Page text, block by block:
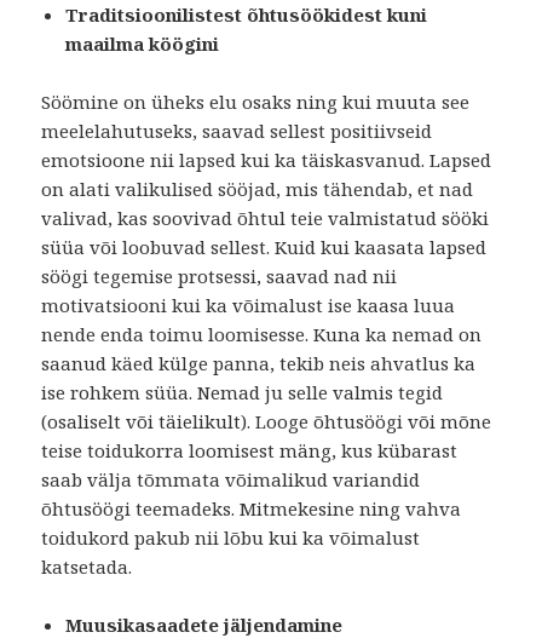
Traditsioonilistest õhtusöökidest kuni
maailma köögini
Söömine on üheks elu osaks ning kui muuta see
meelelahutuseks, saavad sellest positiivseid
emotsioone nii lapsed kui ka täiskasvanud. Lapsed
on alati valikulised sööjad, mis tähendab, et nad
valivad, kas soovivad õhtul teie valmistatud sööki
süüa või loobuvad sellest. Kuid kui kaasata lapsed
söögi tegemise protsessi, saavad nad nii
motivatsiooni kui ka võimalust ise kaasa luua
nende enda toimu loomisesse. Kuna ka nemad on
saanud käed külge panna, tekib neis ahvatlus ka
ise rohkem süüa. Nemad ju selle valmis tegid
(osaliselt või täielikult). Looge õhtusöögi või mõne
teise toidukorra loomisest mäng, kus kübarast
saab välja tõmmata võimalikud variandid
õhtusöögi teemadeks. Mitmekesine ning vahva
toidukord pakub nii lõbu kui ka võimalust
katsetada.
Muusikasaadete jäljendamine